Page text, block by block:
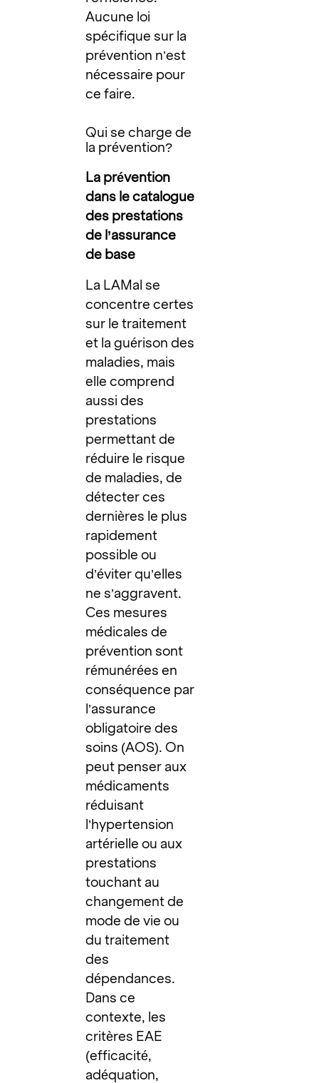
Aucune loi
spécifique sur la
prévention n’est
nécessaire pour
ce faire.
Qui se charge de
la prévention?
La prévention
dans le catalogue
des prestations
de l’assurance
de base
La LAMal se
concentre certes
sur le traitement
et la guérison des
maladies, mais
elle comprend
aussi des
prestations
permettant de
réduire le risque
de maladies, de
détecter ces
dernières le plus
rapidement
possible ou
d’éviter qu’elles
ne s’aggravent.
Ces mesures
médicales de
prévention sont
rémunérées en
conséquence par
l’assurance
obligatoire des
soins (AOS). On
peut penser aux
médicaments
réduisant
l’hypertension
artérielle ou aux
prestations
touchant au
changement de
mode de vie ou
du traitement
des
dépendances.
Dans ce
contexte, les
critères EAE
(efficacité,
adéquation,